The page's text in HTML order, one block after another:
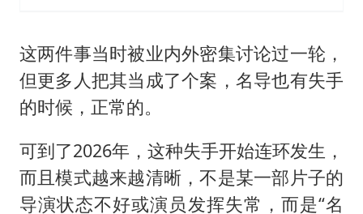
这两件事当时被业内外密集讨论过一轮，
但更多人把其当成了个案，名导也有失手
的时候，正常的。
可到了2026年，这种失手开始连环发生，
而且模式越来越清晰，不是某一部片子的
导演状态不好或演员发挥失常，而是“名